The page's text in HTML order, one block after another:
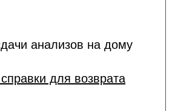
анализов на дому
для возврата